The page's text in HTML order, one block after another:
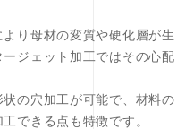
り母材の変質や硬化層が生
ジェット加工ではその心配
の穴加工が可能で、材料の
できる点も特徴です。